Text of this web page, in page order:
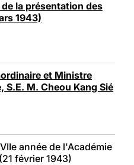
la présentation des
1943)
et Ministre
M. Cheou Kang Sié
année de l'Académie
février 1943)